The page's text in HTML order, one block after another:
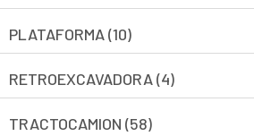
PLATAFORMA (10)
RETROEXCAVADORA (4)
TRACTOCAMION (58)